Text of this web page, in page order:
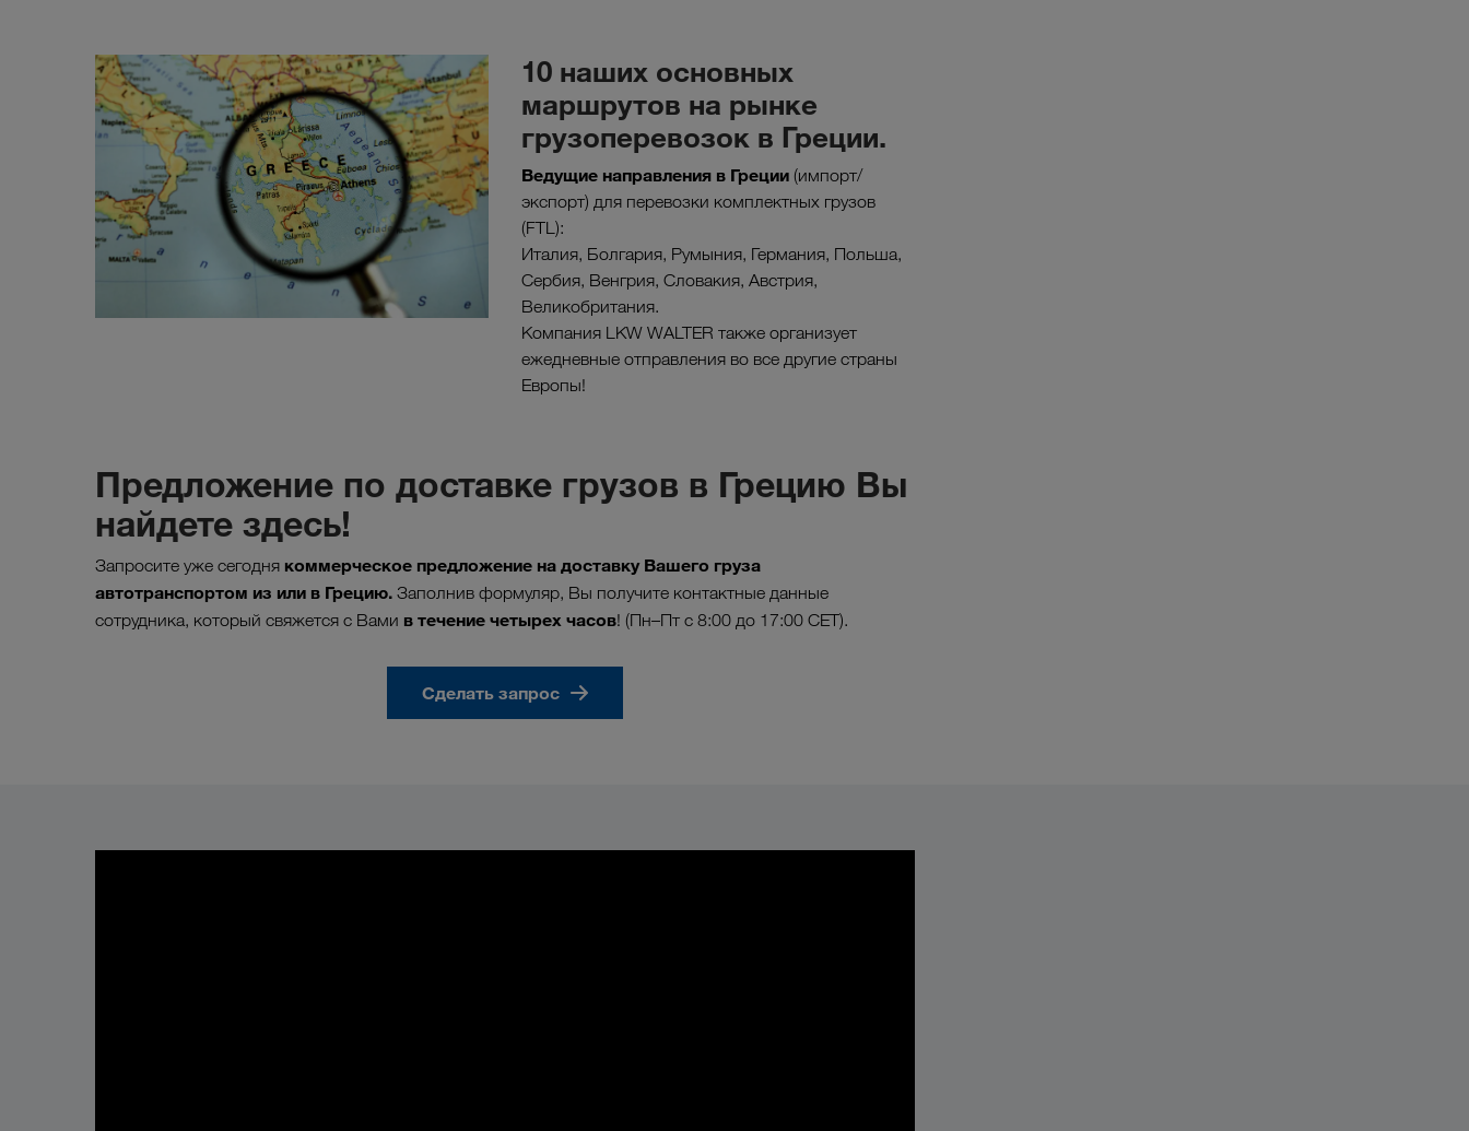
10 наших основных
маршрутов на рынке
грузоперевозок в Греции.
Ведущие направления в Греции (импорт/
экспорт) для перевозки комплектных грузов
(FTL):
Италия, Болгария, Румыния, Германия, Польша,
Сербия, Венгрия, Словакия, Австрия,
Великобритания.
Компания LKW WALTER также организует
ежедневные отправления во все другие страны
Европы!
Предложение по доставке грузов в Грецию Вы
найдете здесь!
Запросите уже сегодня коммерческое предложение на доставку Вашего груза
автотранспортом из или в Грецию. Заполнив формуляр, Вы получите контактные данные
сотрудника, который свяжется с Вами в течение четырех часов! (Пн–Пт с 8:00 до 17:00 CET).
Сделать запрос